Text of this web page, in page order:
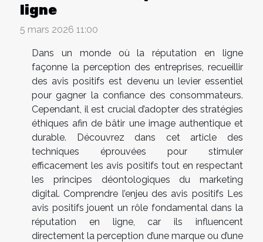
ligne
5 mars 2026 11:00
Dans un monde où la réputation en ligne
façonne la perception des entreprises, recueillir
des avis positifs est devenu un levier essentiel
pour gagner la confiance des consommateurs.
Cependant, il est crucial d’adopter des stratégies
éthiques afin de bâtir une image authentique et
durable. Découvrez dans cet article des
techniques éprouvées pour stimuler
efficacement les avis positifs tout en respectant
les principes déontologiques du marketing
digital. Comprendre l’enjeu des avis positifs Les
avis positifs jouent un rôle fondamental dans la
réputation en ligne, car ils influencent
directement la perception d’une marque ou d’une